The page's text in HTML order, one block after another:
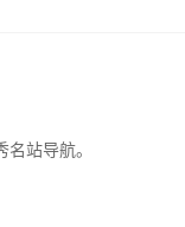
站导航。